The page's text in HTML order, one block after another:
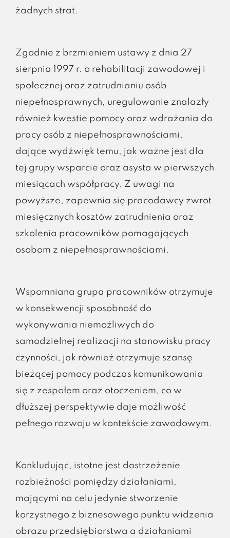
żadnych strat.
Zgodnie z brzmieniem ustawy z dnia 27
sierpnia 1997 r. o rehabilitacji zawodowej i
społecznej oraz zatrudnianiu osób
niepełnosprawnych, uregulowanie znalazły
również kwestie pomocy oraz wdrażania do
pracy osób z niepełnosprawnościami,
dające wydźwięk temu, jak ważne jest dla
tej grupy wsparcie oraz asysta w pierwszych
miesiącach współpracy. Z uwagi na
powyższe, zapewnia się pracodawcy zwrot
miesięcznych kosztów zatrudnienia oraz
szkolenia pracowników pomagających
osobom z niepełnosprawnościami.
Wspomniana grupa pracowników otrzymuje
w konsekwencji sposobność do
wykonywania niemożliwych do
samodzielnej realizacji na stanowisku pracy
czynności, jak również otrzymuje szansę
bieżącej pomocy podczas komunikowania
się z zespołem oraz otoczeniem, co w
dłuższej perspektywie daje możliwość
pełnego rozwoju w kontekście zawodowym.
Konkludując, istotne jest dostrzeżenie
rozbieżności pomiędzy działaniami,
mającymi na celu jedynie stworzenie
korzystnego z biznesowego punktu widzenia
obrazu przedsiębiorstwa a działaniami